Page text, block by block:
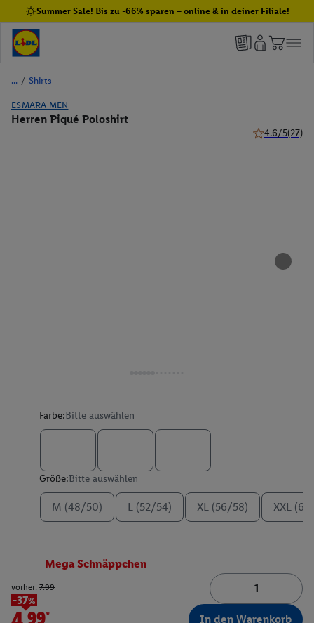
Summer Sale! Bis zu -66% sparen – online & in deiner Filiale!
/ Shirts
ESMARA MEN
Herren Piqué Poloshirt
4.6/5(27)
Farbe:Bitte auswählen
Größe:Bitte auswählen
M (48/50) L (52/54) XL (56/58) XXL
Mega Schnäppchen
vorher: 7.99
-37%
In den Warenkorb